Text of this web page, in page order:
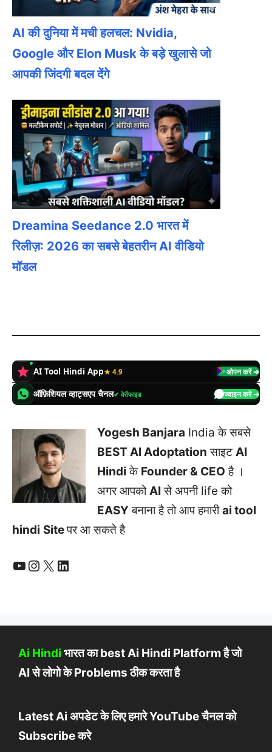
AI की दुनिया में मची हलचल: Nvidia,
Google और Elon Musk के बड़े खुलासे जो
आपकी जिंदगी बदल देंगे
Dreamina Seedance 2.0 भारत में
रिलीज़: 2026 का सबसे बेहतरीन AI वीडियो
मॉडल
AI Tool Hindi App★ 4.9 ओपन करें ➔
ऑफ़िशियल व्हाट्सएप चैनल✔ वेरीफाइड ज्वाइन करें ➔
Yogesh Banjara India के सबसे
BEST AI Adoptation साइट AI
Hindi के Founder & CEO है ।
अगर आपकोAIसे अपनी life को
EASYबनाना है तो आप हमारीai tool
hindi Siteपर आ सकते है
YouTube
Instagram
X LinkedIn
Ai Hindi भारत का best Ai Hindi Platform है जो
AI से लोगो के Problems ठीक करता है
Latest Ai अपडेट के लिए हमारे YouTube चैनल को
Subscribe करे